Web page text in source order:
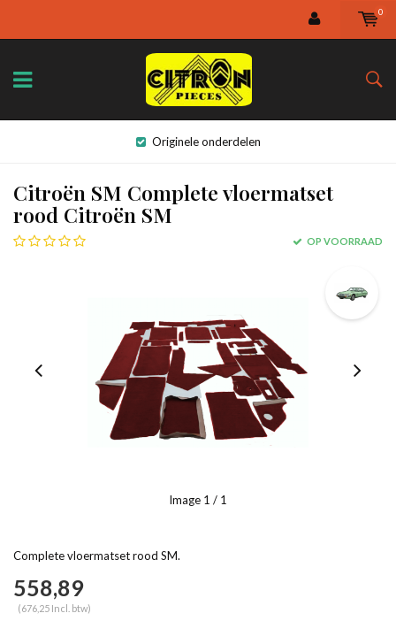
0
Originele onderdelen
Citroën SM Complete vloermatset
rood Citroën SM
OP VOORRAAD
Image 1 / 1
Complete vloermatset rood SM.
558,89
(676,25 Incl. btw)